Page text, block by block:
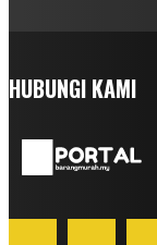
HUBUNGI KAMI